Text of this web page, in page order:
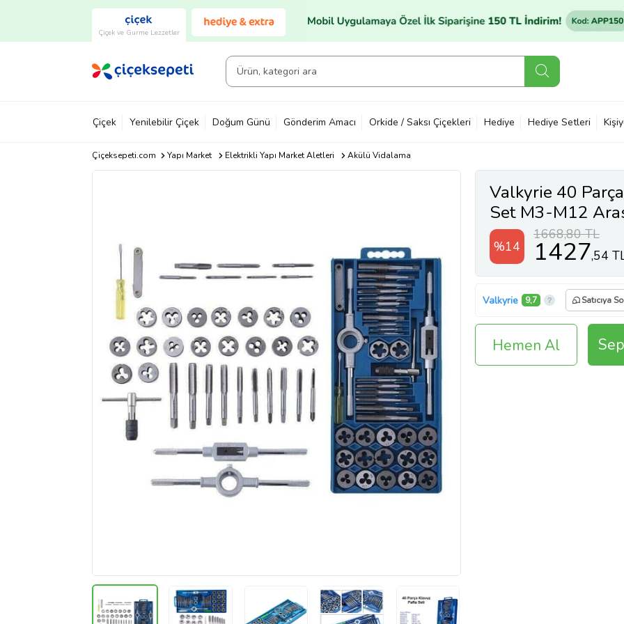
Çiçek ve Gurme Lezzetler
Çiçek Yenilebilir Çiçek Doğum Günü Gönderim Amacı Orkide / Saksı Çiçekleri Hediye Hediye Setleri
Çiçeksepeti.com Yapı Market Elektrikli Yapı Market Aletleri Akülü Vidalama
Valkyrie 40
Set M3-M12
%14
1668,80 TL
1427,54
Valkyrie 9,7 Satıcıya
Hemen Al